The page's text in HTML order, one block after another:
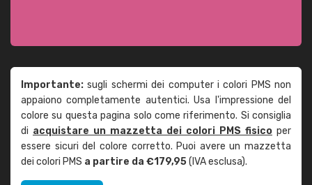
Importante: sugli schermi dei computer i colori PMS non
appaiono completamente autentici. Usa l'impressione del
colore su questa pagina solo come riferimento. Si consiglia
di acquistare un mazzetta dei colori PMS fisico per
essere sicuri del colore corretto. Puoi avere un mazzetta
dei colori PMS a partire da €179,95(IVA esclusa).